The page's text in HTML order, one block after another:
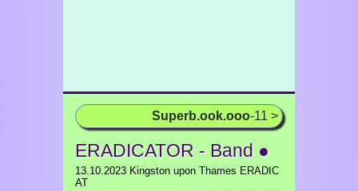
Superb.ook.ooo-11 >
ERADICATOR - Band ●
13.10.2023 Kingston upon Thames ERADIC
AT